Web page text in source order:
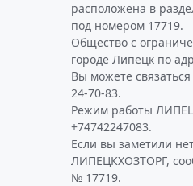
расположена в
под номером 17719.
Общество с
городе Липецк по
Вы можете
24-70-83.
Режим работы
+74742247083.
Если вы заметили
ЛИПЕЦКХОЗТОРГ,
№ 17719.